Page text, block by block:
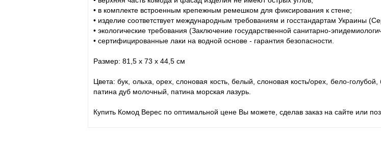
• в комплекте встроенным крепежным ремешком для фиксирования к стене;
• изделие соответствует международным требованиям и госстандартам Украины
• экологические требования (Заключение государственной санитарно-
• сертифицированные лаки на водной основе - гарантия безопасности.
Размер: 81,5 х 73 х 44,5 см
Цвета: бук, ольха, орех, слоновая кость, белый, слоновая кость/орех, бело-
патина дуб молочный, патина морская лазурь.
Купить Комод Верес по оптимальной цене Вы можете, сделав заказ на сайте или